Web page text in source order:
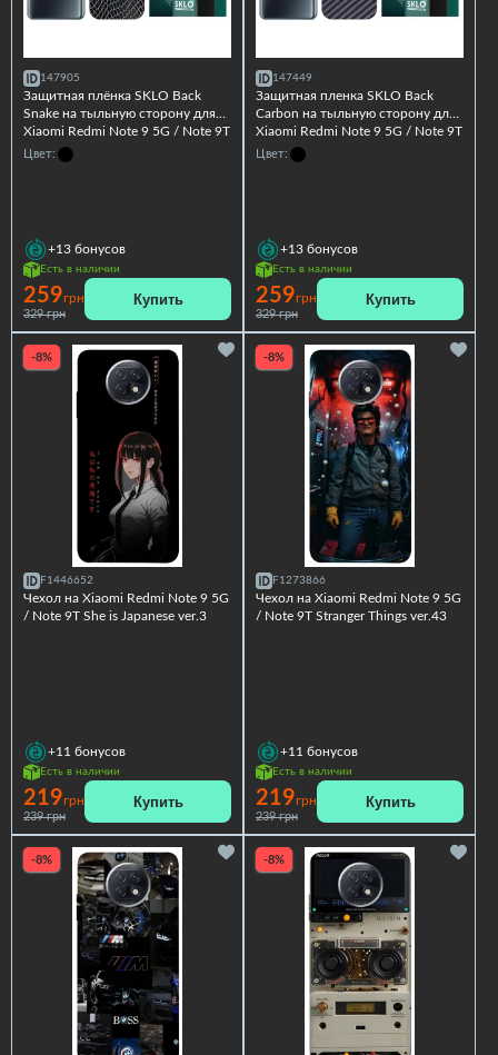
147905
Защитная плёнка SKLO Back
Snake на тыльную сторону для
Xiaomi Redmi Note 9 5G / Note 9T
Цвет:
+13 бонусов
Есть в наличии
259грн
329 грн
Купить
147449
Защитная пленка SKLO Back
Carbon на тыльную сторону для
Xiaomi Redmi Note 9 5G / Note 9T
Цвет:
+13 бонусов
Есть в наличии
259грн
329 грн
Купить
-8%
F1446652
Чехол на Xiaomi Redmi Note 9 5G
/ Note 9T She is Japanese ver.3
+11 бонусов
Есть в наличии
219грн
239 грн
Купить
-8%
F1273866
Чехол на Xiaomi Redmi Note 9 5G
/ Note 9T Stranger Things ver.43
+11 бонусов
Есть в наличии
219грн
239 грн
Купить
-8% -8%